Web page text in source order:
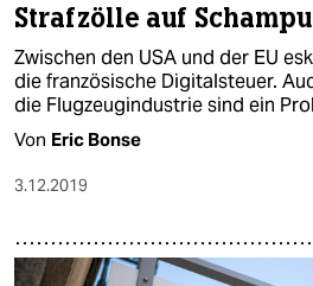
Strafzölle auf
Zwischen den USA und der EU
die französische Digitalsteuer.
die Flugzeugindustrie sind ein
Von Eric Bonse
3.12.2019